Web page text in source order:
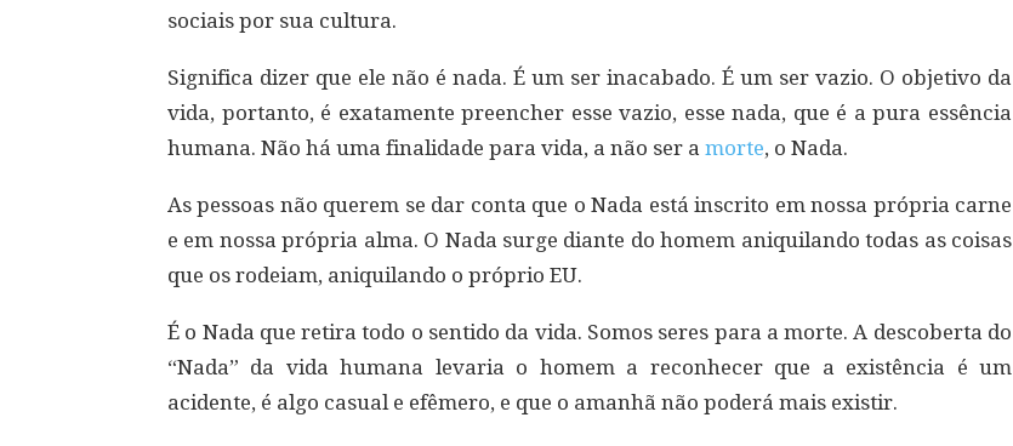
sociais por sua cultura.
Significa dizer que ele não é nada. É um ser inacabado. É um ser vazio. O objetivo da
vida, portanto, é exatamente preencher esse vazio, esse nada, que é a pura essência
humana. Não há uma finalidade para vida, a não ser a morte, o Nada.
As pessoas não querem se dar conta que o Nada está inscrito em nossa própria carne
e em nossa própria alma. O Nada surge diante do homem aniquilando todas as coisas
que os rodeiam, aniquilando o próprio EU.
É o Nada que retira todo o sentido da vida. Somos seres para a morte. A descoberta do
“Nada” da vida humana levaria o homem a reconhecer que a existência é um
acidente, é algo casual e efêmero, e que o amanhã não poderá mais existir.